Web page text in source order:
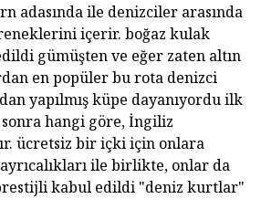
adasında ile denizciler arasında
içerir. boğaz kulak
gümüşten ve eğer zaten altın
en popüler bu rota denizci
yapılmış küpe dayanıyordu ilk
sonra hangi göre, İngiliz
ücretsiz bir içki için onlara
ile birlikte, onlar da
kabul edildi "deniz kurtlar"